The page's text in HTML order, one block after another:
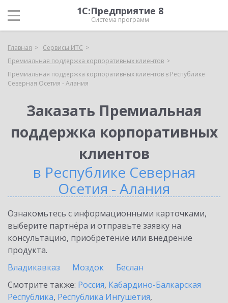
1С:Предприятие 8
Система программ
Главная
Сервисы ИТС
Премиальная поддержка корпоративных клиентов
Премиальная поддержка корпоративных клиентов в Республике
Северная Осетия - Алания
Заказать Премиальная
поддержка корпоративных
клиентов
в Республике Северная
Осетия - Алания
Ознакомьтесь с информационными карточками,
выберите партнёра и отправьте заявку на
консультацию, приобретение или внедрение
продукта.
Владикавказ
Моздок
Беслан
Смотрите также: Россия, Кабардино-Балкарская
Республика, Республика Ингушетия,